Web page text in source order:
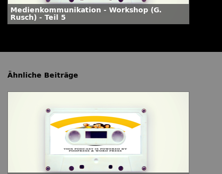
Medienkommunikation - Workshop (G.
Rusch) - Teil 5
Ähnliche Beiträge